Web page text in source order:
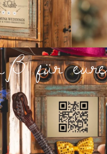
für eure